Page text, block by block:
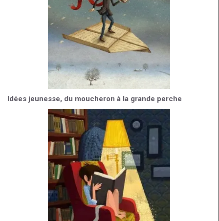
Idées jeunesse, du moucheron à la grande perche